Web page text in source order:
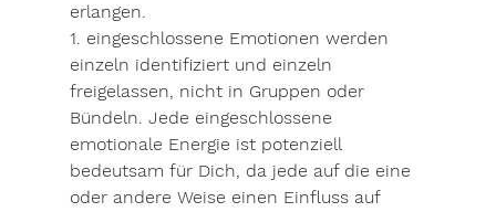
erlangen.
1. eingeschlossene Emotionen werden
einzeln identifiziert und einzeln
freigelassen, nicht in Gruppen oder
Bündeln. Jede eingeschlossene
emotionale Energie ist potenziell
bedeutsam für Dich, da jede auf die eine
oder andere Weise einen Einfluss auf